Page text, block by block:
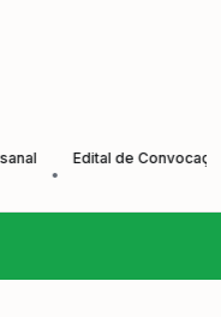
Edital de Convocação